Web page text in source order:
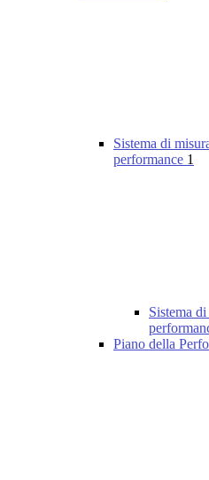
Sistema di
performance 1
Sistema
Piano della